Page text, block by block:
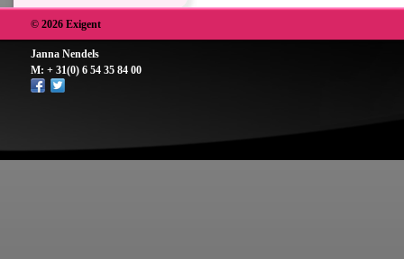
© 2026 Exigent
Janna Nendels
M: + 31(0) 6 54 35 84 00